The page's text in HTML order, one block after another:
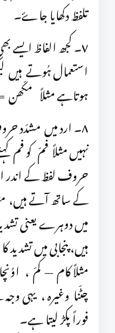
تلفظ دکھایا جاۓ۔
٧۔ کجھ الفاظ ایسے
استعمال ہُوتے ہیں
ہوتاہے مثلاً مکّھن
٨۔ ارد میں مشدّد
نہیں مثلاً فمّ کو فم
حروف لفظ کے اندر
کے ساتھ آتے ہیں،
میں دوہرے یعنی
ہیں، پنجابی میں
مثلاً کام — کمّ ،
چٹّنا وغیرہ ، یہی
فوراً پکڑ لیتا ہے۔